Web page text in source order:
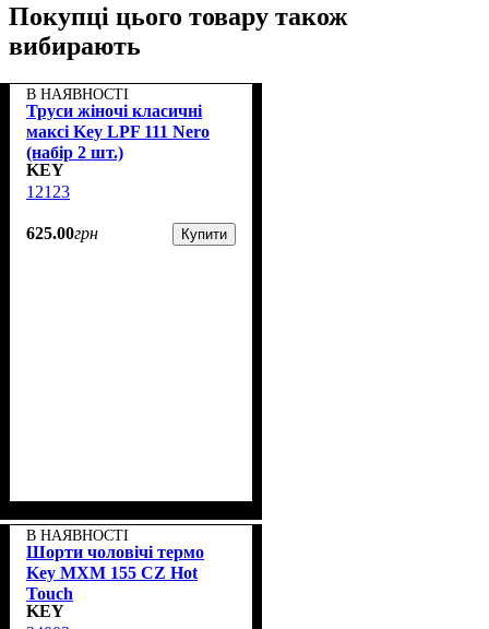
Покупці цього товару також
вибирають
В НАЯВНОСТІ
Труси жіночі класичні
максі Key LPF 111 Nero
(набір 2 шт.)
KEY
12123
625.00грн Купити
В НАЯВНОСТІ
Шорти чоловічі термо
Key MXM 155 CZ Hot
Touch
KEY